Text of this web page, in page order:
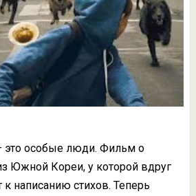
это особые люди. Фильм о
Южной Кореи, у которой вдруг
к написанию стихов. Теперь